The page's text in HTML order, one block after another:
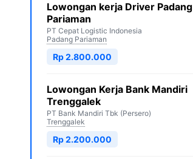
Lowongan kerja Driver Padang
Pariaman
PT Cepat Logistic Indonesia
Padang Pariaman
Rp 2.800.000
Lowongan Kerja Bank Mandiri
Trenggalek
PT Bank Mandiri Tbk (Persero)
Trenggalek
Rp 2.200.000